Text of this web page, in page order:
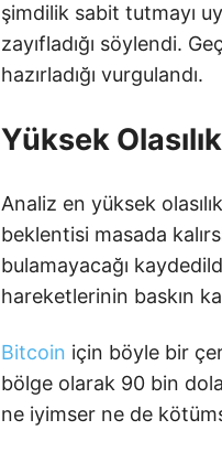
şimdilik sabit tutmayı
zayıfladığı söylendi.
hazırladığı vurgulandı.
Yüksek
Analiz en yüksek
beklentisi masada
bulamayacağı
hareketlerinin baskın
Bitcoin için böyle bir
bölge olarak 90 bin
ne iyimser ne de